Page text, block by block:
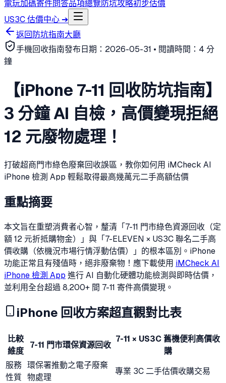
電玩加碼寄件問答品項總覽防坑攻略初步估價
US3C 估價中心 ➔
返回防坑指南大廳
手機回收指南發布日期： 2026-05-31 • 閱讀時間： 4 分
鐘
【iPhone 7-11 回收防坑指南】
3 分鐘 AI 自檢，高價變現拒絕
12 元廢物處理！
打破超商門市綠色廢棄回收誤區，教你如何用 iMCheck AI
iPhone 檢測 App 輕鬆取得最高幾萬元二手高額估價
重點摘要
本文旨在重塑消費者心智，釐清「7-11 門市綠色資源回收（定
額 12 元折抵購物金）」與「7-ELEVEN × US3C 聯名二手高
價收購（依機況市場行情浮動估價）」的根本區別。iPhone
功能正常且有殘值時，絕非廢棄物！應下載使用 iMCheck AI
iPhone 檢測 App 進行 AI 自動化硬體功能檢測與即時估價，
並利用全台超過 8,200+ 間 7-11 寄件高價變現。
iPhone 回收方案超直觀對比表
比較
維度
7-11 門市環保資源回收
7-11 × US3C 舊機便利高價收
購
服務
性質
環保署推動之電子廢棄
物處理
專業 3C 二手估價收購交易